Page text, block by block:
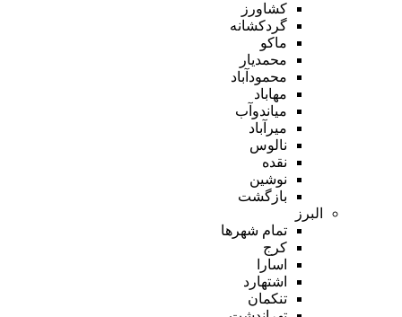
کشاورز
گردکشانه
ماکو
محمدیار
محمودآباد
مهاباد
میاندوآب
میرآباد
نالوس
نقده
نوشین
بازگشت
البرز
تمام شهر‌ها
کرج
اسارا
اشتهارد
تنکمان